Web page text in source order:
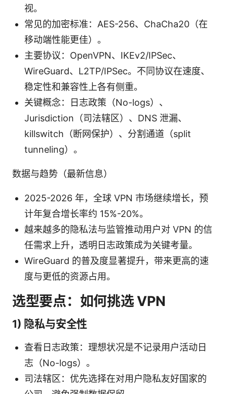
视。
常见的加密标准：AES-256、ChaCha20（在
移动端性能更佳）。
主要协议：OpenVPN、IKEv2/IPSec、
WireGuard、L2TP/IPSec。不同协议在速度、
稳定性和兼容性上各有侧重。
关键概念：日志政策（No-logs）、
Jurisdiction（司法辖区）、DNS 泄漏、
killswitch（断网保护）、分割通道（split
tunneling）。
数据与趋势（最新信息）
2025-2026 年，全球 VPN 市场继续增长，预
计年复合增长率约 15%-20%。
越来越多的隐私法与监管推动用户对 VPN 的信
任需求上升，透明日志政策成为关键考量。
WireGuard 的普及度显著提升，带来更高的速
度与更低的资源占用。
选型要点：如何挑选 VPN
1) 隐私与安全性
查看日志政策：理想状况是不记录用户活动日
志（No-logs）。
司法辖区：优先选择在对用户隐私友好国家的